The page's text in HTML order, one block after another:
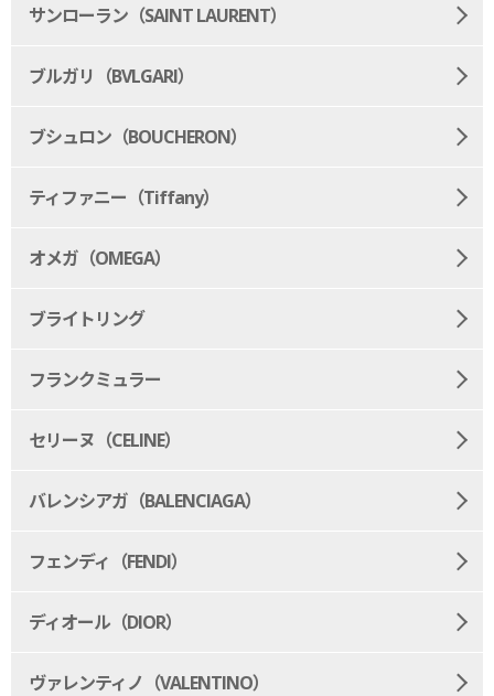
サンローラン（SAINT LAURENT）
ブルガリ（BVLGARI）
ブシュロン（BOUCHERON）
ティファニー（Tiffany）
オメガ（OMEGA）
ブライトリング
フランクミュラー
セリーヌ（CELINE）
バレンシアガ（BALENCIAGA）
フェンディ（FENDI）
ディオール（DIOR）
ヴァレンティノ（VALENTINO）